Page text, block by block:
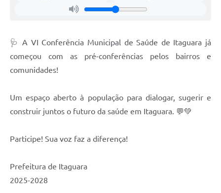
🩺 A VI Conferência Municipal de Saúde de Itaguara já
começou com as pré-conferências pelos bairros e
comunidades!
Um espaço aberto à população para dialogar, sugerir e
construir juntos o futuro da saúde em Itaguara. 💬💚
Participe! Sua voz faz a diferença!
Prefeitura de Itaguara
2025-2028